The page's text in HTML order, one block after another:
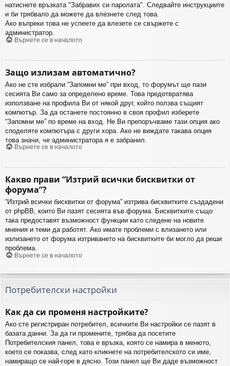
натиснете връзката "Забравих си паролата". Следвайте инструкциите
и би трябвало да можете да влезнете след това.
Ако въпреки това не успеете да влезете се свържете с
администратор.
Върнете се в началото
Защо излизам автоматично?
Ако не сте избрали “Запомни ме” при вход, то форумът ще пази
сесията Ви само за определено време. Това предотвратява
използване на профила Ви от някой друг, който ползва същият
компютър. За да останете постоянно в своя профил изберете
“Запомни ме” по време на вход. Не Ви препоръчваме тази опция ако
споделяте компютъра с други хора. Ако не виждате такава опция
това значи, че администратора я е забранил.
Върнете се в началото
Какво прави “Изтрий всички бисквитки от
форума”?
“Изтрий всички бисквитки от форума” изтрива бисквитките създадени
от phpBB, които Ви пазят сесията във форума. Бисквитките също
така предоставят възможност функции като следене на новите
мнения и теми да работят. Ако имате проблеми с влизането или
излизането от форума изтриването на бисквитките би могло да реши
проблема.
Върнете се в началото
Потребителски настройки
Как да си променя настройките?
Ако сте регистриран потребител, всичките Ви настройки се пазят в
базата данни. За да ги промените, трябва да посетите
Потребителския панел, това е връзка, която се намира в менюто,
което се показва, след като кликнете на потребителското си име,
намиращо се най-горе в дясно. Този панел ще Ви даде възможност